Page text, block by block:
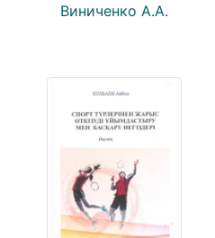
Виниченко А.А.